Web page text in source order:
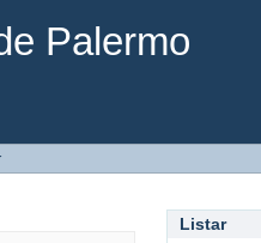
Palermo
Listar